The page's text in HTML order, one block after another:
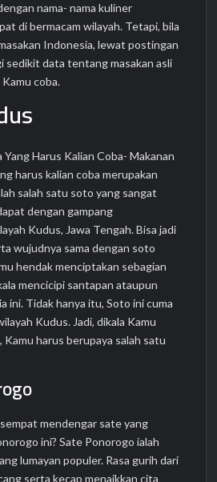
nama- nama kuliner
di bermacam wilayah. Tetapi, bila
Indonesia, lewat postingan
sedikit data tentang masakan asli
coba.
Harus Kalian Coba- Makanan
harus kalian coba merupakan
salah satu soto yang sangat
dengan gampang
Kudus, Jawa Tengah. Bisa jadi
wujudnya sama dengan soto
hendak menciptakan sebagian
mencicipi santapan ataupun
ini. Tidak hanya itu, Soto ini cuma
Kudus. Jadi, dikala Kamu
harus berupaya salah satu
mendengar sate yang
ini? Sate Ponorogo ialah
lumayan populer. Rasa gurih dari
serta kecap menaikkan cita